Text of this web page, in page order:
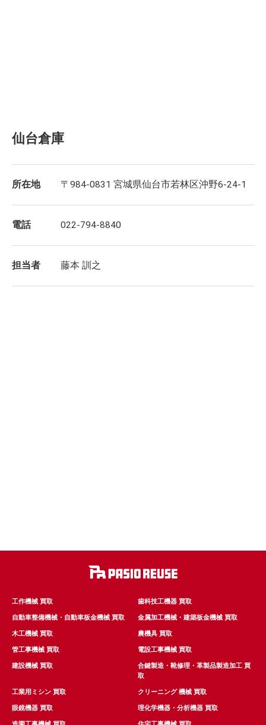
仙台倉庫
所在地 〒984-0831 宮城県仙台市若林区沖野6-24-1
電話 022-794-8840
担当者 藤本 訓之
工作機械 買取 歯科技工機器 買取
自動車整備機械・自動車板金機械 買取 金属加工機械・建築板金機械 買取
木工機械 買取 農機具 買取
管工事機械 買取 電設工事機械 買取
建設機械 買取
合鍵製造・靴修理・革製品製造加工 買
取
工業用ミシン 買取 クリーニング 機械 買取
眼鏡機器 買取 理化学機器・分析機器 買取